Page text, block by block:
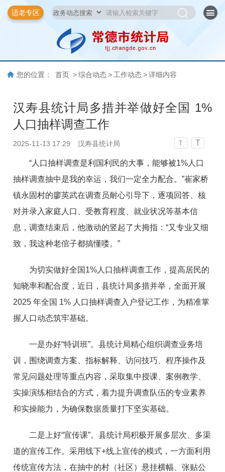
适老专区
您的位置： 首页 > 综合动态 > 工作动态 > 详细内容
汉寿县统计局多措并举做好全国 1%
人口抽样调查工作
2025-11-13 17:29 汉寿县统计局 T T
“人口抽样调查是利国利民的大事，能够被1%人口
抽样调查抽中是我的幸运，我们一定全力配合。”崔家桥
镇永固村的廖英武在调查员耐心引导下，逐项回答、核
对并录入家庭人口、受教育程度、就业状况等基本信
息，调查结束后，他激动的竖起了大拇指：“又专业又细
致，我这种老倌子都搞懂喽。”
为切实做好全国1%人口抽样调查工作，提高居民的
知晓率和配合度，近日，县统计局多措并举，全面开展
2025 年全国 1% 人口抽样调查入户登记工作，为精准掌
握人口动态筑牢基础。
一是办好“特训班”。县统计局精心组织调查业务培
训，围绕调查方案、指标解释、访问技巧、程序操作及
常见问题处理等重点内容，采取集中授课、案例教学、
实操演练相结合的方式，着力提升调查队伍的专业素养
和实操能力，为确保数据质量打下坚实基础。
二是上好“宣传课”。县统计局积极开展多层次、多渠
道的宣传工作。采用线下+线上宣传的模式，一方面利用
传统宣传方法，在抽中的村（社区）悬挂横幅、张贴公